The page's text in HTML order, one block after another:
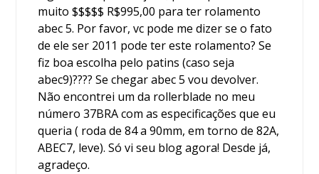
muito $$$$$ R$995,00 para ter rolamento
abec 5. Por favor, vc pode me dizer se o fato
de ele ser 2011 pode ter este rolamento? Se
fiz boa escolha pelo patins (caso seja
abec9)???? Se chegar abec 5 vou devolver.
Não encontrei um da rollerblade no meu
número 37BRA com as especificações que eu
queria ( roda de 84 a 90mm, em torno de 82A,
ABEC7, leve). Só vi seu blog agora! Desde já,
agradeço.